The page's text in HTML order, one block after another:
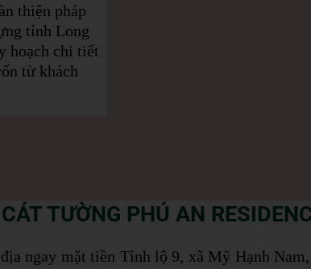
thiện pháp
tỉnh Long
hoạch chi tiết
từ khách
TƯỜNG PHÚ AN
ngay mặt tiền Tỉnh lộ 9, xã Mỹ Hạnh